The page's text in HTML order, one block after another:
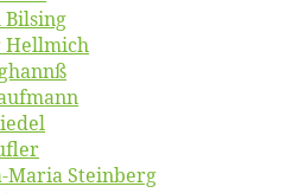
Hellmich
Ma­ria Steinberg